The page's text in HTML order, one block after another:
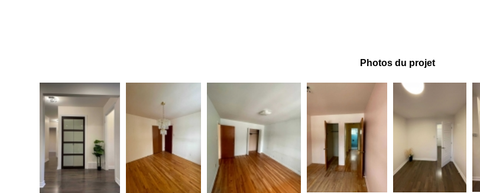
Photos du projet